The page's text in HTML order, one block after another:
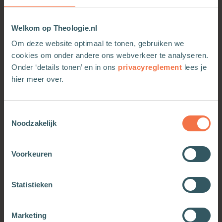
Welkom op Theologie.nl
Om deze website optimaal te tonen, gebruiken we
cookies om onder andere ons webverkeer te analyseren.
Onder ‘details tonen’ en in ons privacyreglement lees je
hier meer over.
Noodzakelijk
Voorkeuren
Statistieken
Marketing
Wachten met volharding
Meer informatie Meer informatie